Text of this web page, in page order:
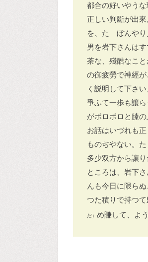
都合の好いやう
正しい判斷が出
を、たゞぼんや
男を岩下さんは
茶な、殘酷なこ
の御疲勞で神經
く説明して下さ
爭ふて一歩も讓
がポロポロと膝
お話はいづれも
ものぢやない。
多少双方から讓
ところは、岩下
んも今日に限ら
つた積りで持つ
だ） め賺して、よ